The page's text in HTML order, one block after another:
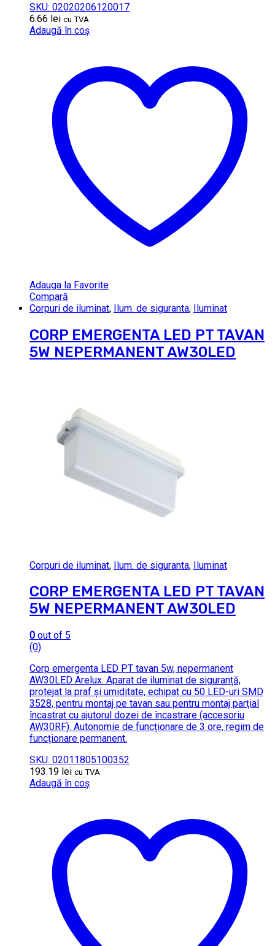
SKU: 02020206120017
6.66 lei cu TVA
Adaugă în coș
Adauga la Favorite
Compară
Corpuri de iluminat, Ilum. de siguranta, Iluminat
CORP EMERGENTA LED PT TAVAN
5W NEPERMANENT AW30LED
Corpuri de iluminat, Ilum. de siguranta, Iluminat
CORP EMERGENTA LED PT TAVAN
5W NEPERMANENT AW30LED
0 out of 5
(0)
Corp emergenta LED PT tavan 5w, nepermanent
AW30LED Arelux. Aparat de iluminat de siguranță,
protejat la praf şi umiditate, echipat cu 50 LED-uri SMD
3528, pentru montaj pe tavan sau pentru montaj parţial
încastrat cu ajutorul dozei de încastrare (accesoriu
AW30RF). Autonomie de funcționare de 3 ore, regim de
funcționare permanent.
SKU: 02011805100352
193.19 lei cu TVA
Adaugă în coș